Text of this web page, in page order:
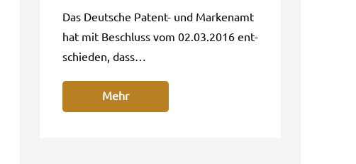
Das Deut­sche Patent- und Mar­ken­amt
hat mit Beschluss vom 02.03.2016 ent­
schie­den, dass…
Mehr